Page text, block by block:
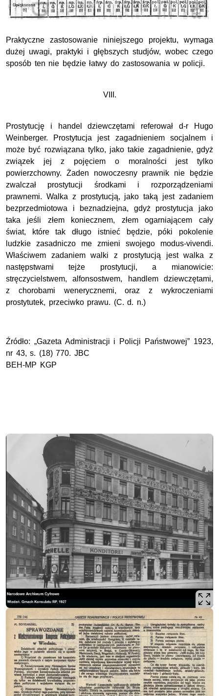
Praktyczne zastosowanie niniejszego projektu, wymaga
dużej uwagi, praktyki i głębszych studjów, wobec czego
sposób ten nie będzie łatwy do zastosowania w policji.
VIII.
Prostytucję i handel dziewczętami referował d-r Hugo
Weinberger. Prostytucja jest zagadnieniem socjalnem i
może być rozwiązana tylko, jako takie zagadnienie, gdyż
związek jej z pojęciem o moralności jest tylko
powierzchowny. Żaden nowoczesny prawnik nie będzie
zwalczał prostytucji środkami i rozporządzeniami
prawnemi. Walka z prostytucją, jako taką jest zadaniem
bezprzedmiotowa i beznadziejna, gdyż prostytucja jako
taka jeśli złem koniecznem, złem ogarniającem cały
świat, które tak długo istnieć będzie, póki pokolenie
ludzkie zasadniczo me zmieni swojego modus-vivendi.
Właściwem zadaniem walki z prostytucją jest walka z
następstwami tejże prostytucji, a mianowicie:
stręczycielstwem, alfonsostwem, handlem dziewczętami,
z chorobami wenerycznemi, oraz z wykroczeniami
prostytutek, przeciwko prawu. (C. d. n.)
Źródło: „Gazeta Administracji i Policji Państwowej” 1923,
nr 43, s. (18) 770. JBC
BEH-MP KGP